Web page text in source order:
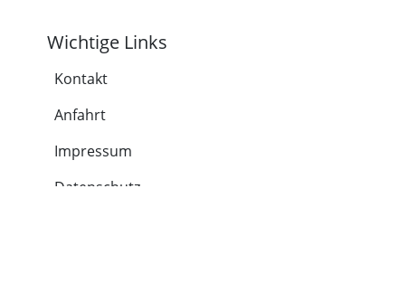
Wichtige Links
Kontakt
Anfahrt
Impressum
Datenschutz